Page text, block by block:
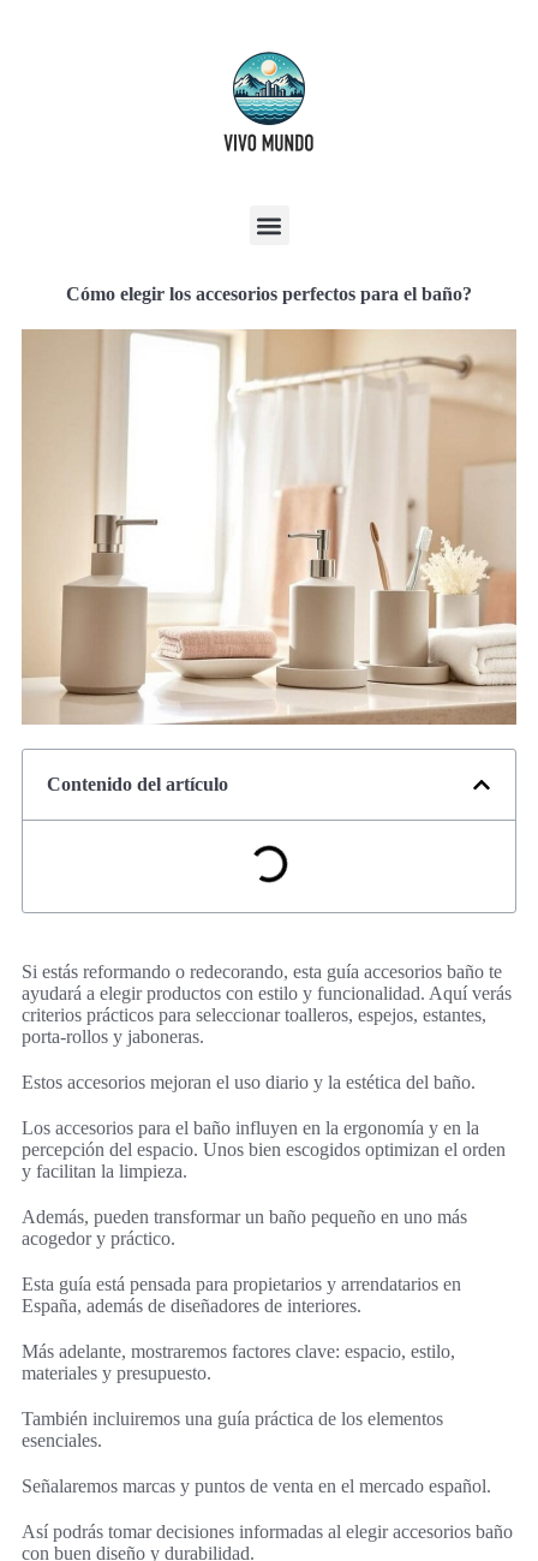
Cómo elegir los accesorios perfectos para el baño?
Contenido del artículo
Si estás reformando o redecorando, esta guía accesorios baño te
ayudará a elegir productos con estilo y funcionalidad. Aquí verás
criterios prácticos para seleccionar toalleros, espejos, estantes,
porta-rollos y jaboneras.
Estos accesorios mejoran el uso diario y la estética del baño.
Los accesorios para el baño influyen en la ergonomía y en la
percepción del espacio. Unos bien escogidos optimizan el orden
y facilitan la limpieza.
Además, pueden transformar un baño pequeño en uno más
acogedor y práctico.
Esta guía está pensada para propietarios y arrendatarios en
España, además de diseñadores de interiores.
Más adelante, mostraremos factores clave: espacio, estilo,
materiales y presupuesto.
También incluiremos una guía práctica de los elementos
esenciales.
Señalaremos marcas y puntos de venta en el mercado español.
Así podrás tomar decisiones informadas al elegir accesorios baño
con buen diseño y durabilidad.